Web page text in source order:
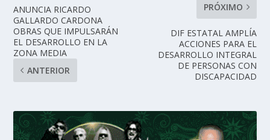
ANUNCIA RICARDO
GALLARDO CARDONA
OBRAS QUE IMPULSARÁN
EL DESARROLLO EN LA
ZONA MEDIA
ANTERIOR
PRÓXIMO
DIF ESTATAL AMPLÍA
ACCIONES PARA EL
DESARROLLO INTEGRAL
DE PERSONAS CON
DISCAPACIDAD